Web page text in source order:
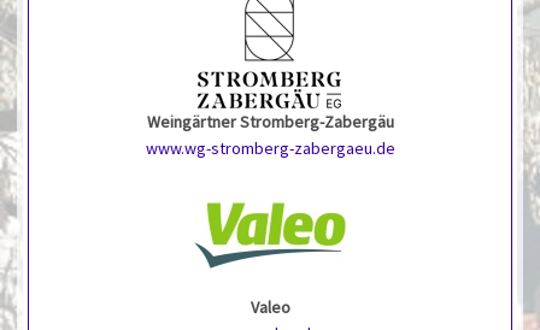
Weingärtner Stromberg-Zabergäu
www.wg-stromberg-zabergaeu.de
Valeo